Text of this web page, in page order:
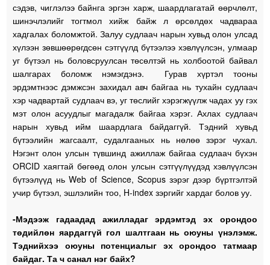
сэдэв, чиглэлээ байнга эргэн харж, шаардлагатай өөрчлөлт,
шинэчлэлийг тогтмол хийж байж л өрсөлдөх чадвараа
хадгалах боломжтой. Залуу судлаач нарын хувьд олон улсад
хүлээн зөвшөөрөгдсөн сэтгүүлд бүтээлээ хэвлүүлсэн, улмаар
уг бүтээл нь боловсруулсан төсөлтэй нь холбоотой байвал
шалгарах боломж нэмэгдэнэ. Гурав хүртэл тооны
эрдэмтнээс дэмжсэн захидал авч байгаа нь тухайн судлаач
хэр чадвартай судлаач вэ, уг төслийг хэрэгжүүлж чадах уу гэх
мэт олон асуудлыг магадалж байгаа хэрэг. Ахлах судлаач
нарын хувьд ийм шаардлага байдаггүй. Тэдний хувьд
бүтээлийн жагсаалт, судалгааных нь нөлөө зэрэг чухал.
Нэгэнт олон улсын түвшинд ажиллаж байгаа судлаач бүхэн
ОRCID хаягтай бөгөөд олон улсын сэтгүүлүүдэд хэвлүүлсэн
бүтээлүүд нь Web of Science, Scopus зэрэг дээр бүртгэлтэй
учир бүтээл, эшлэлийн тоо, H-index зэргийг хардаг болов уу.
-Мэдээж гадаадад ажилладаг эрдэмтэд эх орондоо
төдийлөн яардаггүй гол шалтгаан нь оюуны үнэлэмж.
Тэднийхээ оюуны потенциалыг эх орондоо татмаар
байдаг. Та ч санал нэг байх?